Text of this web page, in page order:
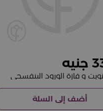
و فازة الورود البنفسجي
أضف إلى السلة